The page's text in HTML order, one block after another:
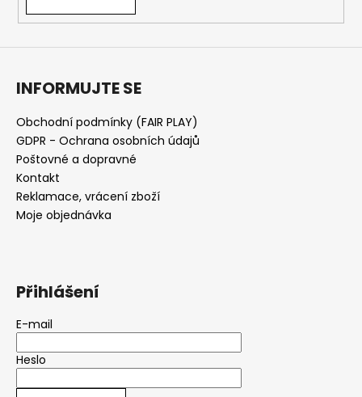
INFORMUJTE SE
Obchodní podmínky (FAIR PLAY)
GDPR - Ochrana osobních údajů
Poštovné a dopravné
Kontakt
Reklamace, vrácení zboží
Moje objednávka
Přihlášení
E-mail
Heslo